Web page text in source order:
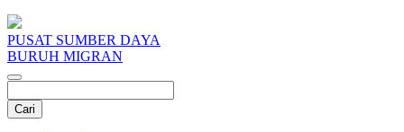
PUSAT SUMBER DAYA
BURUH MIGRAN